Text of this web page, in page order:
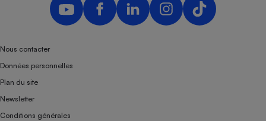
Nous contacter
Données personnelles
Plan du site
Newsletter
Conditions générales